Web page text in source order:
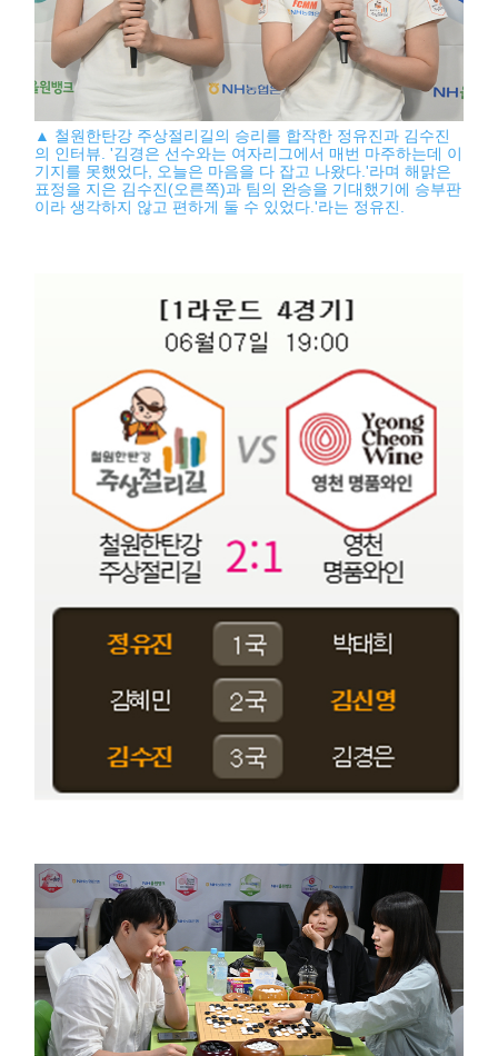
▲ 철원한탄강 주상절리길의 승리를 합작한 정유진과 김수진
의 인터뷰. '김경은 선수와는 여자리그에서 매번 마주하는데 이
기지를 못했었다, 오늘은 마음을 다 잡고 나왔다.'라며 해맑은
표정을 지은 김수진(오른쪽)과 팀의 완승을 기대했기에 승부판
이라 생각하지 않고 편하게 둘 수 있었다.'라는 정유진.